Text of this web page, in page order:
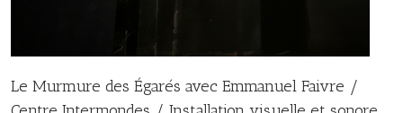
Le Murmure des Égarés avec Emmanuel Faivre /